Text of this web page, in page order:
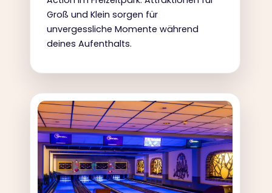
Groß und Klein sorgen für
unvergessliche Momente während
deines Aufenthalts.